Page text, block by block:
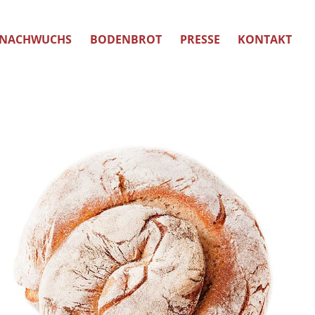
BODENBROT PRESSE KONTAKT